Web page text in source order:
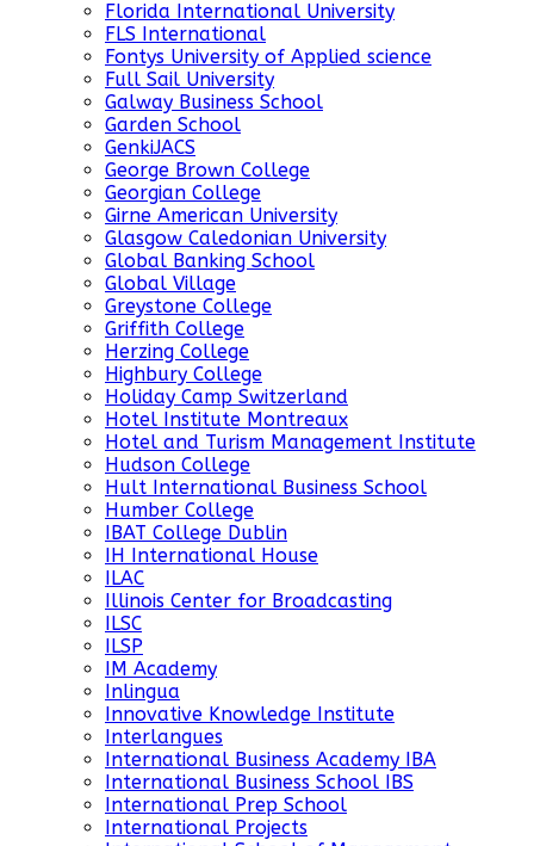
Florida International University
FLS International
Fontys University of Applied science
Full Sail University
Galway Business School
Garden School
GenkiJACS
George Brown College
Georgian College
Girne American University
Glasgow Caledonian University
Global Banking School
Global Village
Greystone College
Griffith College
Herzing College
Highbury College
Holiday Camp Switzerland
Hotel Institute Montreaux
Hotel and Turism Management Institute
Hudson College
Hult International Business School
Humber College
IBAT College Dublin
IH International House
ILAC
Illinois Center for Broadcasting
ILSC
ILSP
IM Academy
Inlingua
Innovative Knowledge Institute
Interlangues
International Business Academy IBA
International Business School IBS
International Prep School
International Projects